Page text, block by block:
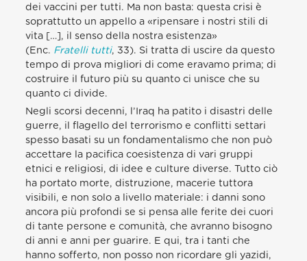
dei vaccini per tutti. Ma non basta: questa crisi è
soprattutto un appello a «ripensare i nostri stili di
vita […], il senso della nostra esistenza»
(Enc. Fratelli tutti, 33). Si tratta di uscire da questo
tempo di prova migliori di come eravamo prima; di
costruire il futuro più su quanto ci unisce che su
quanto ci divide.
Negli scorsi decenni, l’Iraq ha patito i disastri delle
guerre, il flagello del terrorismo e conflitti settari
spesso basati su un fondamentalismo che non può
accettare la pacifica coesistenza di vari gruppi
etnici e religiosi, di idee e culture diverse. Tutto ciò
ha portato morte, distruzione, macerie tuttora
visibili, e non solo a livello materiale: i danni sono
ancora più profondi se si pensa alle ferite dei cuori
di tante persone e comunità, che avranno bisogno
di anni e anni per guarire. E qui, tra i tanti che
hanno sofferto, non posso non ricordare gli yazidi,